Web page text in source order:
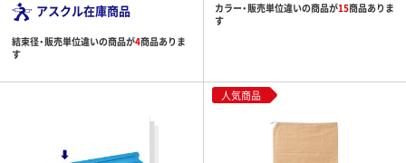
アスクル在庫商品
結束径・販売単位違いの商品が4商品ありま
す
カラー・販売単位違いの商品が15商品ありま
す
人気商品